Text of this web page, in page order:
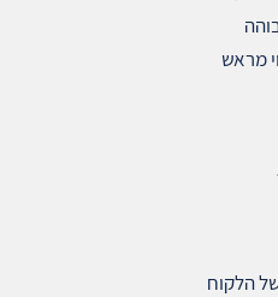
מראש
הלקוח